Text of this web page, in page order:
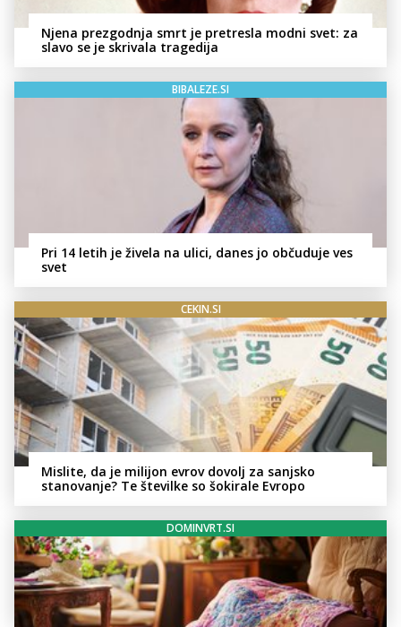
Njena prezgodnja smrt je pretresla modni svet: za
slavo se je skrivala tragedija
BIBALEZE.SI
Pri 14 letih je živela na ulici, danes jo občuduje ves
svet
CEKIN.SI
Mislite, da je milijon evrov dovolj za sanjsko
stanovanje? Te številke so šokirale Evropo
DOMINVRT.SI